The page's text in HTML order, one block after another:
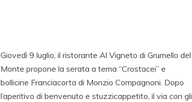
Giovedì 9 luglio, il ristorante Al Vigneto di Grumello del
Monte propone la serata a tema “Crostacei” e
bollicine Franciacorta di Monzio Compagnoni. Dopo
l’aperitivo di benvenuto e stuzzicappetito, il via con gli